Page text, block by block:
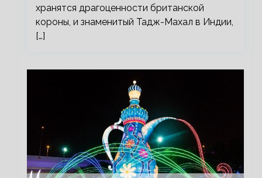
хранятся драгоценности британской
короны, и знаменитый Тадж-Махал в Индии,
[…]